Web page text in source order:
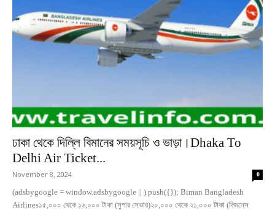
ঢাকা থেকে দিল্লি বিমানের সময়সূচি ও ভাড়া।Dhaka To
Delhi Air Ticket...
November 8, 2024 0
(adsbygoogle = window.adsbygoogle || ).push({}); Biman Bangladesh
Airlines১৫,০০০ থেকে ১৬,০০০ টাকা (সুপার সেভার)২০,০০০ থেকে ২১,০০০ টাকা (বিজনেস